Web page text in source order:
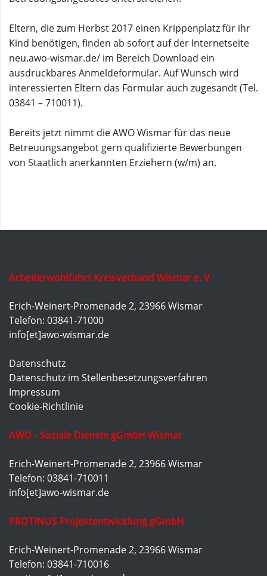
Eltern, die zum Herbst 2017 einen Krippenplatz für ihr
Kind benötigen, finden ab sofort auf der Internetseite
neu.awo-wismar.de/ im Bereich Download ein
ausdruckbares Anmeldeformular. Auf Wunsch wird
interessierten Eltern das Formular auch zugesandt (Tel.
03841 – 710011).
Bereits jetzt nimmt die AWO Wismar für das neue
Betreuungsangebot gern qualifizierte Bewerbungen
von Staatlich anerkannten Erziehern (w/m) an.
Arbeiterwohlfahrt Kreisverband Wismar e. V.
Erich-Weinert-Promenade 2, 23966 Wismar
Telefon: 03841-71000
info[et]awo-wismar.de
Datenschutz
Datenschutz im Stellenbesetzungsverfahren
Impressum
Cookie-Richtlinie
AWO - Soziale Dienste gGmbH Wismar
Erich-Weinert-Promenade 2, 23966 Wismar
Telefon: 03841-710011
info[et]awo-wismar.de
PROTINUS Projektentwicklung gGmbH
Erich-Weinert-Promenade 2, 23966 Wismar
Telefon: 03841-710016